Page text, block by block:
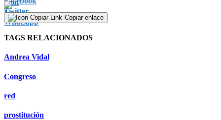
Copiar enlace
TAGS RELACIONADOS
Andrea Vidal
Congreso
red
prostitución